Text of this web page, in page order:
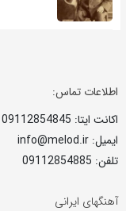
اطلاعات تماس:
اکانت ایتا: 09112854845
ایمیل: info@melod.ir
تلفن: 09112854885
آهنگهای ایرانی